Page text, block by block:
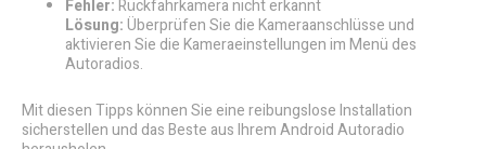
Fehler:Rückfahrkamera nicht erkannt
Lösung:Überprüfen Sie die Kameraanschlüsse und
aktivieren Sie die Kameraeinstellungen im Menü des
Autoradios.
Mit diesen Tipps können Sie eine reibungslose Installation
sicherstellen und das Beste aus Ihrem Android Autoradio